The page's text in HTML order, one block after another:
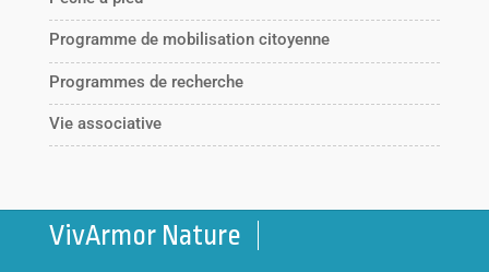
Programme de mobilisation citoyenne
Programmes de recherche
Vie associative
VivArmor Nature